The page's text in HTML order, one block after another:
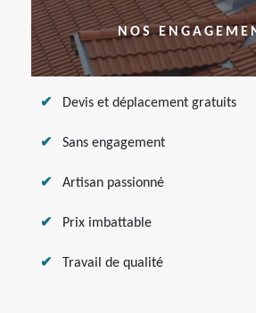
NOS
Devis et déplacement gratuits
Sans engagement
Artisan passionné
Prix imbattable
Travail de qualité